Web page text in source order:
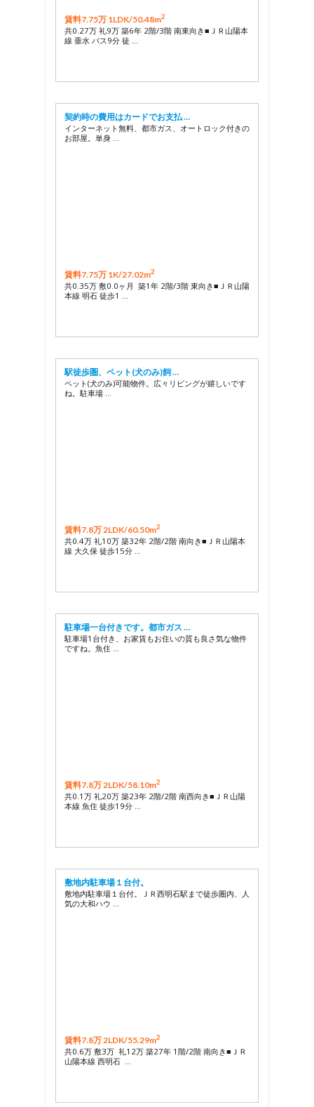
賃料7.75万 1LDK/50.48m2
共0.27万 礼9万 築6年 2階/3階 南東向き■ＪＲ山陽本
線 垂水 バス9分 徒 …
契約時の費用はカードでお支払 …
インターネット無料、都市ガス、オートロック付きの
お部屋。単身 …
賃料7.75万 1K/27.02m2
共0.35万 敷0.0ヶ月 築1年 2階/3階 東向き■ＪＲ山陽
本線 明石 徒歩1 …
駅徒歩圏、ペット(犬のみ)飼 …
ペット(犬のみ)可能物件。広々リビングが嬉しいです
ね。駐車場 …
賃料7.8万 2LDK/60.50m2
共0.4万 礼10万 築32年 2階/2階 南向き■ＪＲ山陽本
線 大久保 徒歩15分 …
駐車場一台付きです。都市ガス …
駐車場1台付き、お家賃もお住いの質も良さ気な物件
ですね。魚住 …
賃料7.8万 2LDK/58.10m2
共0.1万 礼20万 築23年 2階/2階 南西向き■ＪＲ山陽
本線 魚住 徒歩19分 …
敷地内駐車場１台付。
敷地内駐車場１台付。ＪＲ西明石駅まで徒歩圏内、人
気の大和ハウ …
賃料7.8万 2LDK/55.29m2
共0.6万 敷3万 礼12万 築27年 1階/2階 南向き■ＪＲ
山陽本線 西明石 …